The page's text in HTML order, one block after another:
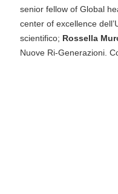
senior fellow of Global
center of excellence
scientifico; Rossella
Nuove Ri-Generazioni.